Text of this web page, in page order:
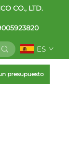
CO., LTD.
ES
presupuesto